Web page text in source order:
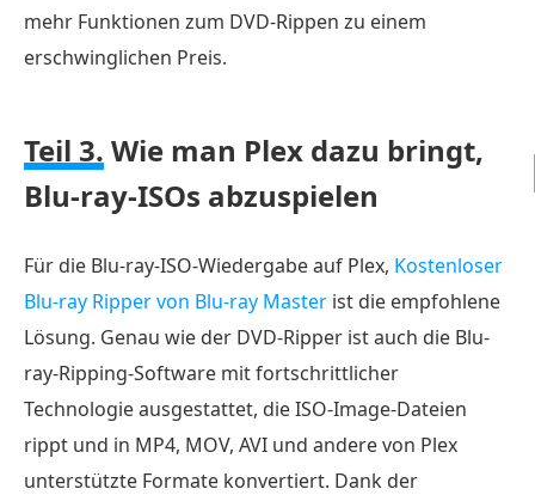
mehr Funktionen zum DVD-Rippen zu einem
erschwinglichen Preis.
Teil 3. Wie man Plex dazu bringt,
Blu-ray-ISOs abzuspielen
Für die Blu-ray-ISO-Wiedergabe auf Plex, Kostenloser
Blu-ray Ripper von Blu-ray Master ist die empfohlene
Lösung. Genau wie der DVD-Ripper ist auch die Blu-
ray-Ripping-Software mit fortschrittlicher
Technologie ausgestattet, die ISO-Image-Dateien
rippt und in MP4, MOV, AVI und andere von Plex
unterstützte Formate konvertiert. Dank der